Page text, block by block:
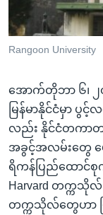
ညွန်း
စာမျက်နှာ
ကြည့်
ရန်
ရှာဖွေ
ရန်
နေရာ
သုတပဒေသာ အင်္ဂ
Learning English
ဘာသာစကားမျ
Rangoon University
အောက်တိုဘာ ၆၊ ၂
မြန်မာနိုင်ငံမှာ ပွ
လည်း နိုင်ငံတကာ
အခွင့်အလမ်းတွေ ပ
ရိကန်ပြည်ထောင်
Harvard တက္ကသိုလ်
တက္ကသိုလ်တွေဟာ မ